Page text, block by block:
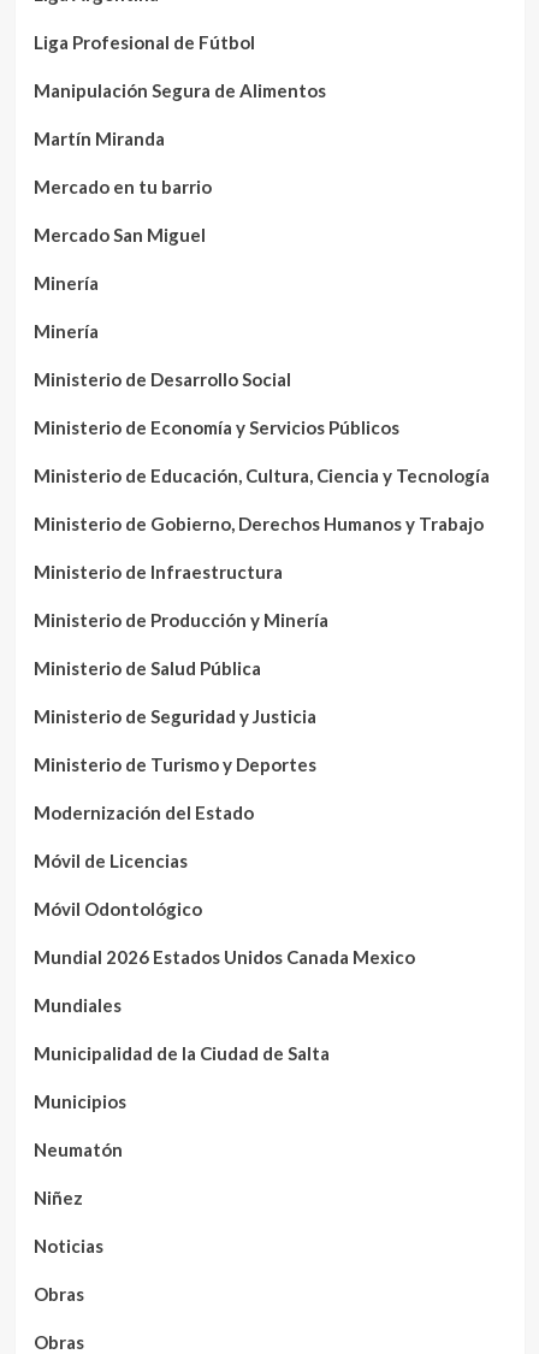
Liga Profesional de Fútbol
Manipulación Segura de Alimentos
Martín Miranda
Mercado en tu barrio
Mercado San Miguel
Minería
Minería
Ministerio de Desarrollo Social
Ministerio de Economía y Servicios Públicos
Ministerio de Educación, Cultura, Ciencia y Tecnología
Ministerio de Gobierno, Derechos Humanos y Trabajo
Ministerio de Infraestructura
Ministerio de Producción y Minería
Ministerio de Salud Pública
Ministerio de Seguridad y Justicia
Ministerio de Turismo y Deportes
Modernización del Estado
Móvil de Licencias
Móvil Odontológico
Mundial 2026 Estados Unidos Canada Mexico
Mundiales
Municipalidad de la Ciudad de Salta
Municipios
Neumatón
Niñez
Noticias
Obras
Obras